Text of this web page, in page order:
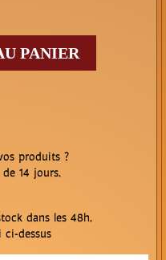
PANIER
produits ?
14 jours.
dans les 48h.
ci-dessus